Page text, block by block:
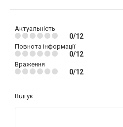
Актуальність
0/12
Повнота інформації
0/12
Враження
0/12
Відгук: